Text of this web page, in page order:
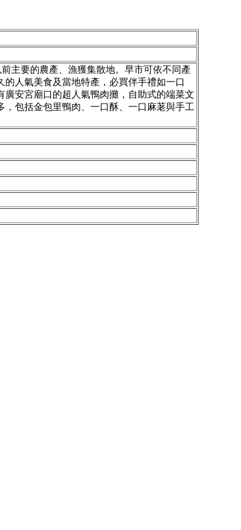
主要的農產、漁獲集散地。早市可依不同產
人氣美食及當地特產，必買伴手禮如一口
安宮廟口的超人氣鴨肉攤，自助式的端菜文
包括金包里鴨肉、一口酥、一口麻荖與手工